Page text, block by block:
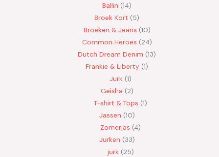
Ballin 14
Broek Kort 5
Broeken & Jeans 10
Common Heroes 24
Dutch Dream Denim 13
Frankie & Liberty 1
Jurk 1
Geisha 2
T-shirt & Tops 1
Jassen 10
Zomerjas 4
Jurken 33
jurk 25